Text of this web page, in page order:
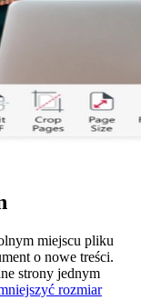
miejscu pliku
o nowe treści.
strony jednym
rozmiar